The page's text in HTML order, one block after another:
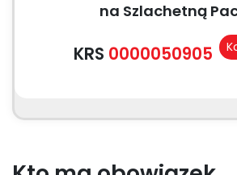
na Szlachetną
KRS 0000050905